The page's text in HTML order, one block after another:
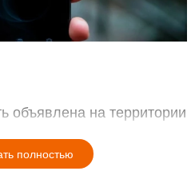
объявлена на территории
полностью